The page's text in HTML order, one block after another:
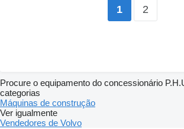
1 2
Procure o equipamento do concessionário
categorias
Máquinas de construção
Ver igualmente
Vendedores de Volvo